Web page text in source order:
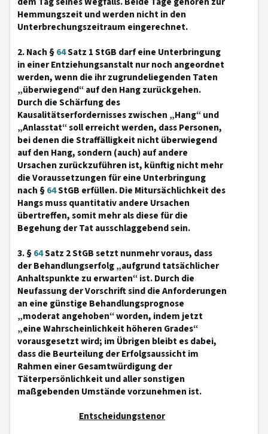
Hemmungszeit und werden nicht in den
Unterbrechungszeitraum eingerechnet.
2. Nach §64Satz 1 StGB darf eine Unterbringung
in einer Entziehungsanstalt nur noch angeordnet
werden, wenn die ihr zugrundeliegenden Taten
„überwiegend“ auf den Hang zurückgehen.
Durch die Schärfung des
Kausalitätserfordernisses zwischen „Hang“ und
„Anlasstat“ soll erreicht werden, dass Personen,
bei denen die Straffälligkeit nicht überwiegend
auf den Hang, sondern (auch) auf andere
Ursachen zurückzuführen ist, künftig nicht mehr
die Voraussetzungen für eine Unterbringung
nach §64StGB erfüllen. Die Mitursächlichkeit des
Hangs muss quantitativ andere Ursachen
übertreffen, somit mehr als diese für die
Begehung der Tat ausschlaggebend sein.
3. §64Satz 2 StGB setzt nunmehr voraus, dass
der Behandlungserfolg „aufgrund tatsächlicher
Anhaltspunkte zu erwarten“ ist. Durch die
Neufassung der Vorschrift sind die Anforderungen
an eine günstige Behandlungsprognose
„moderat angehoben“ worden, indem jetzt
„eine Wahrscheinlichkeit höheren Grades“
vorausgesetzt wird; im Übrigen bleibt es dabei,
dass die Beurteilung der Erfolgsaussicht im
Rahmen einer Gesamtwürdigung der
Täterpersönlichkeit und aller sonstigen
maßgebenden Umstände vorzunehmen ist.
Entscheidungstenor